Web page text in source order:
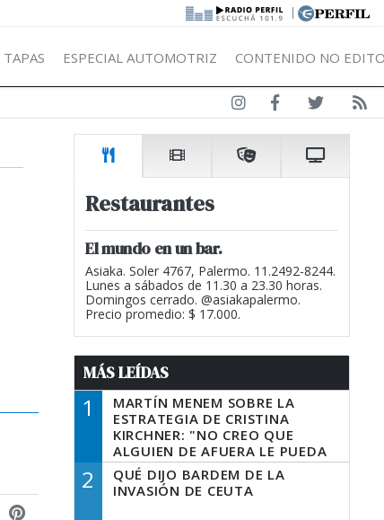
|
TAPAS ESPECIAL AUTOMOTRIZ CONTENIDO NO
Restaurantes
El mundo en un bar.
Asiaka. Soler 4767, Palermo. 11.2492-8244.
Lunes a sábados de 11.30 a 23.30 horas.
Domingos cerrado. @asiakapalermo.
Precio promedio: $ 17.000.
MÁS LEÍDAS
1
MARTÍN MENEM SOBRE LA
ESTRATEGIA DE CRISTINA
KIRCHNER: "NO CREO QUE
ALGUIEN DE AFUERA LE PUEDA
DECIR A LA JUSTICIA LO QUE
TIENE QUE HACER"
2
QUÉ DIJO BARDEM DE LA
INVASIÓN DE CEUTA